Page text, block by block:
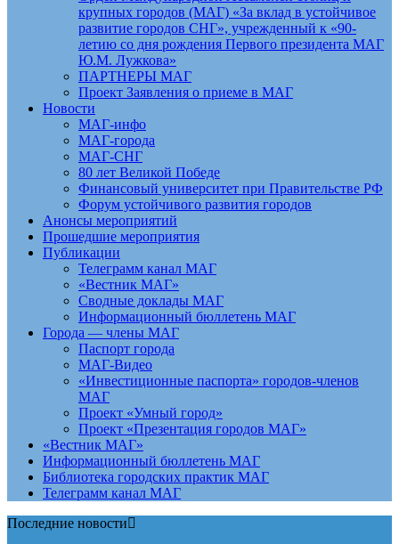
крупных городов (МАГ) «За вклад в устойчивое
развитие городов СНГ», учрежденный к «90-
летию со дня рождения Первого президента МАГ
Ю.М. Лужкова»
ПАРТНЕРЫ МАГ
Проект Заявления о приеме в МАГ
Новости
МАГ-инфо
МАГ-города
МАГ-СНГ
80 лет Великой Победе
Финансовый университет при Правительстве РФ
Форум устойчивого развития городов
Анонсы мероприятий
Прошедшие мероприятия
Публикации
Телеграмм канал МАГ
«Вестник МАГ»
Сводные доклады МАГ
Информационный бюллетень МАГ
Города — члены МАГ
Паспорт города
МАГ-Видео
«Инвестиционные паспорта» городов-членов
МАГ
Проект «Умный город»
Проект «Презентация городов МАГ»
«Вестник МАГ»
Информационный бюллетень МАГ
Библиотека городских практик МАГ
Телеграмм канал МАГ
Последние новости